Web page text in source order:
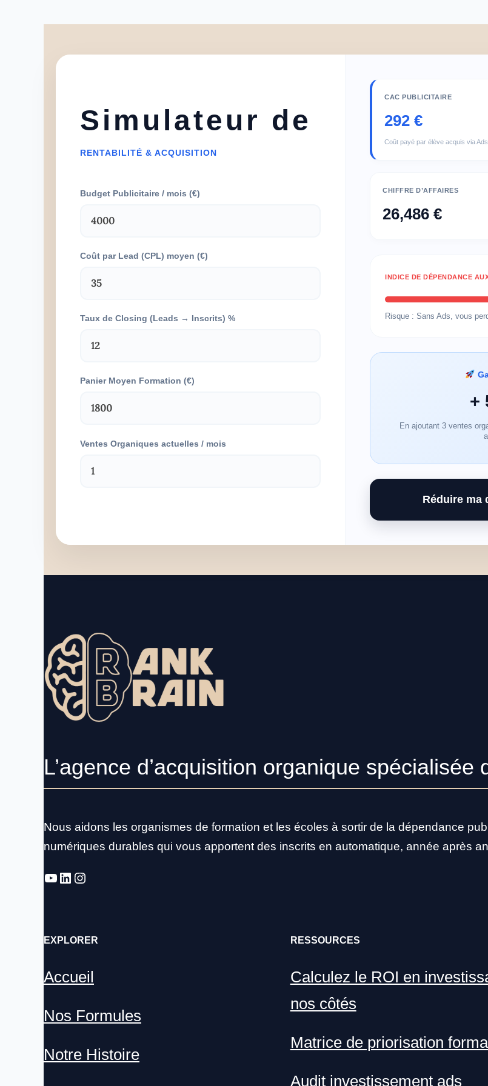
au
Simulateur de
RENTABILITÉ & ACQUISITION
Budget Publicitaire / mois (€)
Coût par Lead (CPL) moyen (€)
Taux de Closing (Leads → Inscrits) %
Panier Moyen Formation (€)
Ventes Organiques actuelles / mois
CAC PUBLICITAIRE
292 €
Coût payé par élève acquis via Ads
CHIFFRE D’AFFAIRES
26,486 €
INDICE DE DÉPENDANCE
Risque : Sans Ads, vous
+
En ajoutant 3 ventes
Réduire ma
L’agence d’acquisition organique
Nous aidons les organismes de formation et les écoles à sortir de la dépendance
numériques durables qui vous apportent des inscrits en automatique, année après
YouTube
LinkedIn
Instagram
EXPLORER
Accueil
Nos Formules
Notre Histoire
RESSOURCES
Calculez le ROI en
nos côtés
Matrice de priorisation
Audit investissement ads